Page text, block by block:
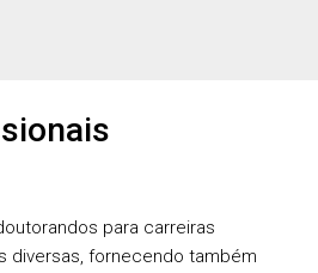
para carreiras
diversas, fornecendo também